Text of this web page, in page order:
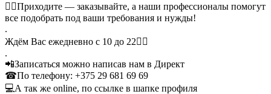
👉🏻Приходите — заказывайте, а наши профессионалы помогут
все подобрать под ваши требования и нужды!
.
Ждём Вас ежедневно с 10 до 22👇🏻
.
📲Записаться можно написав нам в Директ
☎По телефону: +375 29 681 69 69
💻А так же online, по ссылке в шапке профиля